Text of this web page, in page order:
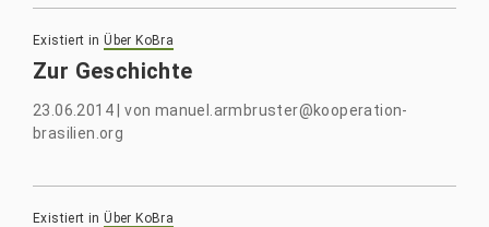
Existiert in Über KoBra
Zur Geschichte
23.06.2014 |von manuel.armbruster@kooperation-
brasilien.org
Existiert in Über KoBra